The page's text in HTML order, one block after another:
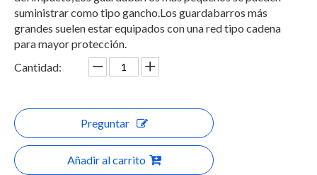
suministrar como tipo gancho.Los guardabarros más
grandes suelen estar equipados con una red tipo cadena
para mayor protección.
Cantidad:
Preguntar
Añadir al carrito